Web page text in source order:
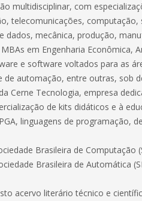
multidisciplinar, com
telecomunicações,
dados, mecânica, produção,
em Engenharia Econômica,
e software voltados para as
de automação, entre outras, sob
Cerne Tecnologia, empresa
de kits didáticos e à
linguagens de programação,
Brasileira de Computação
Brasileira de Automática
acervo literário técnico e